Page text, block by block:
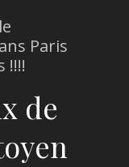
Paris
!!!!
de